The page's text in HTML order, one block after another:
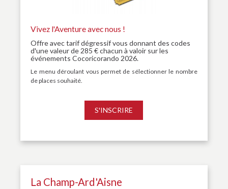
Vivez l'Aventure avec nous !
Offre avec tarif dégressif vous donnant des codes
d'une valeur de 285 € chacun à valoir sur les
événements Cocoricorando 2026.
Le menu déroulant vous permet de sélectionner le nombre
de places souhaité.
S'INSCRIRE
La Champ-Ard'Aisne